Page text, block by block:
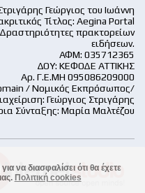
να διασφαλίσει ότι θα έχετε
Πολιτική cookies
Γεώργιος του Ιωάννη
Τίτλος: Aegina Portal
πρακτορείων
ειδήσεων.
ΑΦΜ: 035712365
ΔΟΥ: ΚΕΦΟΔΕ ΑΤΤΙΚΗΣ
Αρ. Γ.Ε.ΜΗ 095086209000
/ Νομικός Εκπρόσωπος/
Γεώργιος Στριγάρης
Σύνταξης: Μαρία Μαλτέζου